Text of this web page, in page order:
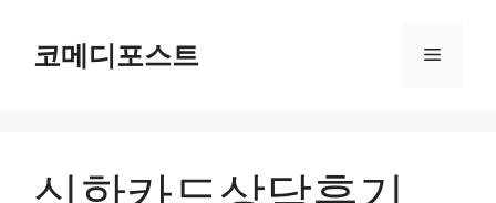
코메디포스트 메